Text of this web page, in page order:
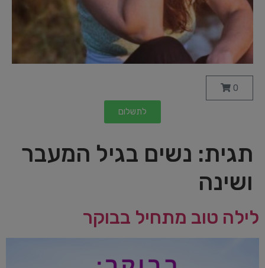
0
לתשלום
תגית: נשים בגיל המעבר
ושינה
לילה טוב מתחיל בבוקר